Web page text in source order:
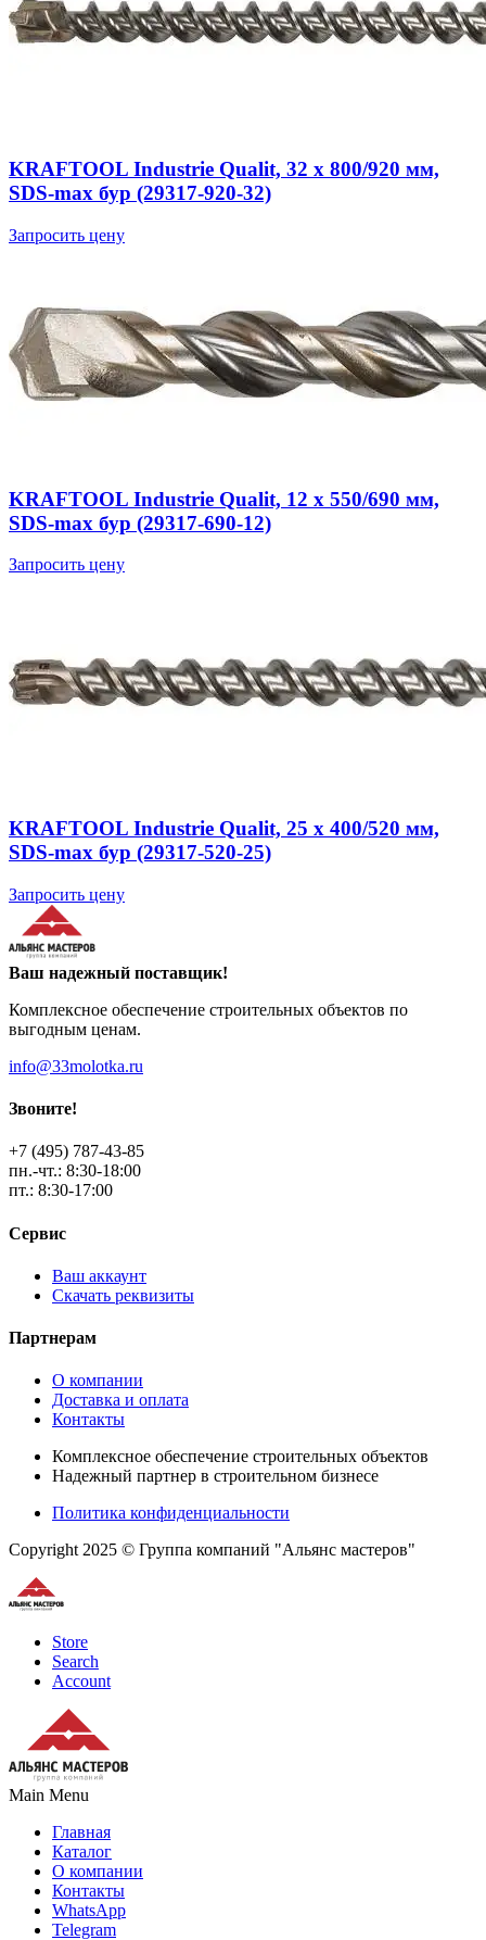
KRAFTOOL Industrie Qualit, 32 x 800/920 мм,
SDS-max бур (29317-920-32)
Запросить цену
KRAFTOOL Industrie Qualit, 12 x 550/690 мм,
SDS-max бур (29317-690-12)
Запросить цену
KRAFTOOL Industrie Qualit, 25 x 400/520 мм,
SDS-max бур (29317-520-25)
Запросить цену
Ваш надежный поставщик!
Комплексное обеспечение строительных объектов по
выгодным ценам.
info@33molotka.ru
Звоните!
+7 (495) 787-43-85
пн.-чт.: 8:30-18:00
пт.: 8:30-17:00
Сервис
Ваш аккаунт
Скачать реквизиты
Партнерам
О компании
Доставка и оплата
Контакты
Комплексное обеспечение строительных объектов
Надежный партнер в строительном бизнесе
Политика конфиденциальности
Copyright 2025 © Группа компаний "Альянс мастеров"
Store
Search
Account
Main Menu
Главная
Каталог
О компании
Контакты
WhatsApp
Telegram